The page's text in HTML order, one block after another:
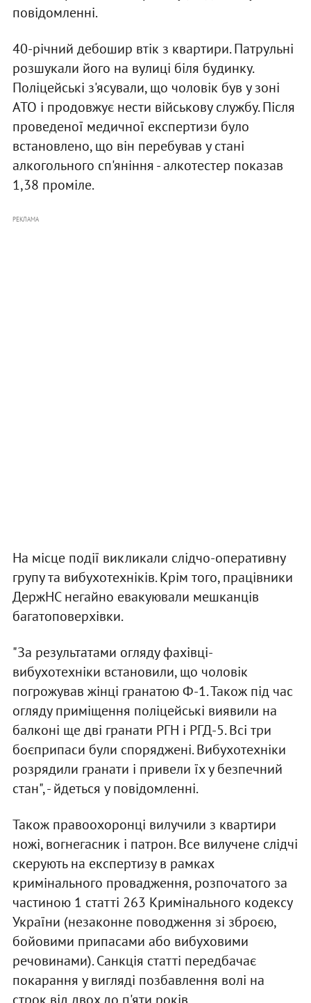
повідомленні.
40-річний дебошир втік з квартири. Патрульні
розшукали його на вулиці біля будинку.
Поліцейські з'ясували, що чоловік був у зоні
АТО і продовжує нести військову службу. Після
проведеної медичної експертизи було
встановлено, що він перебував у стані
алкогольного сп'яніння - алкотестер показав
1,38 проміле.
РЕКЛАМА
На місце події викликали слідчо-оперативну
групу та вибухотехніків. Крім того, працівники
ДержНС негайно евакуювали мешканців
багатоповерхівки.
"За результатами огляду фахівці-
вибухотехніки встановили, що чоловік
погрожував жінці гранатою Ф-1. Також під час
огляду приміщення поліцейські виявили на
балконі ще дві гранати РГН і РГД-5. Всі три
боєприпаси були споряджені. Вибухотехніки
розрядили гранати і привели їх у безпечний
стан", - йдеться у повідомленні.
Також правоохоронці вилучили з квартири
ножі, вогнегасник і патрон. Все вилучене слідчі
скерують на експертизу в рамках
кримінального провадження, розпочатого за
частиною 1 статті 263 Кримінального кодексу
України (незаконне поводження зі зброєю,
бойовими припасами або вибуховими
речовинами). Санкція статті передбачає
покарання у вигляді позбавлення волі на